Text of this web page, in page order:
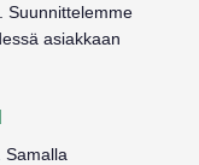
Suunnittelemme
asiakkaan
Samalla